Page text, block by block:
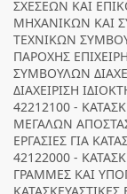
ΣΧΕΣΕΩΝ ΚΑΙ
ΜΗΧΑΝΙΚΩΝ ΚΑΙ
ΤΕΧΝΙΚΩΝ
ΠΑΡΟΧΗΣ
ΣΥΜΒΟΥΛΩΝ
ΔΙΑΧΕΙΡΙΣΗ
42212100 -
ΜΕΓΑΛΩΝ
ΕΡΓΑΣΙΕΣ ΓΙΑ
42122000 -
ΓΡΑΜΜΕΣ ΚΑΙ